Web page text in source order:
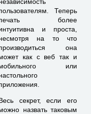
Теперь
более
и проста,
на то что
она
как с веб так и
или
секрет, если его
назвать таковым